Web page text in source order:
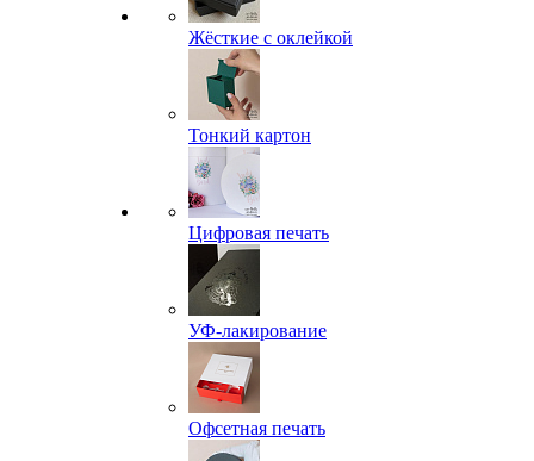
Жёсткие с оклейкой
Тонкий картон
Цифровая печать
УФ-лакирование
Офсетная печать